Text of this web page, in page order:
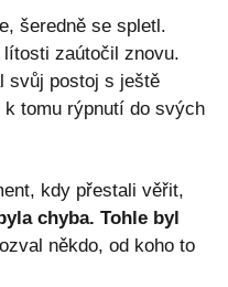
šeredně se spletl.
zaútočil znovu.
svůj postoj s ještě
tomu rýpnutí do svých
kdy přestali věřit,
chyba. Tohle byl
někdo, od koho to